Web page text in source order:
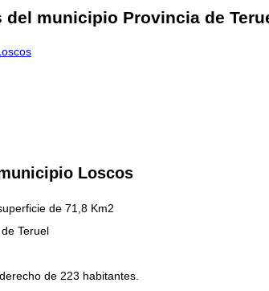
municipio Provincia de
Loscos
de 71,8 Km2
Teruel
de 223 habitantes.